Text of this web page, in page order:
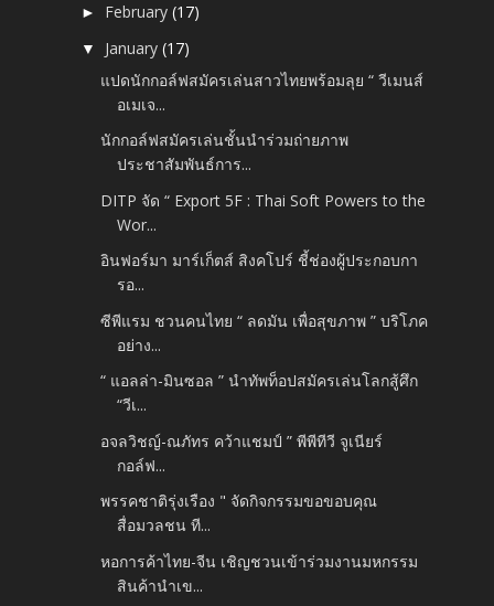
► February(17)
▼ January(17)
แปดนักกอล์ฟสมัครเล่นสาวไทยพร้อมลุย “ วีเมนส์
อเมเจ...
นักกอล์ฟสมัครเล่นชั้นนำร่วมถ่ายภาพ
ประชาสัมพันธ์การ...
DITP จัด “ Export 5F : Thai Soft Powers to the
Wor...
อินฟอร์มา มาร์เก็ตส์ สิงคโปร์ ชี้ช่องผู้ประกอบกา
รอ...
ซีพีแรม ชวนคนไทย “ ลดมัน เพื่อสุขภาพ ” บริโภค
อย่าง...
“ แอลล่า-มินซอล ” นำทัพท็อปสมัครเล่นโลกสู้ศึก
“วีเ...
อจลวิชญ์-ณภัทร คว้าแชมป์ ” พีพีทีวี จูเนียร์
กอล์ฟ...
พรรคชาติรุ่งเรือง " จัดกิจกรรมขอขอบคุณ
สื่อมวลชน ที...
หอการค้าไทย-จีน เชิญชวนเข้าร่วมงานมหกรรม
สินค้านำเข...